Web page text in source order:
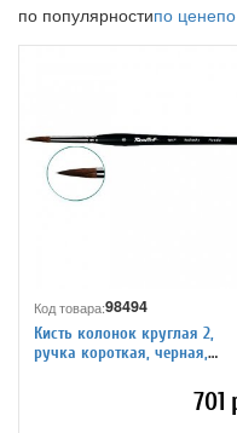
по популярностипо цене
Код товара:98494
Кисть колонок круглая 2,
ручка короткая, черная,
701